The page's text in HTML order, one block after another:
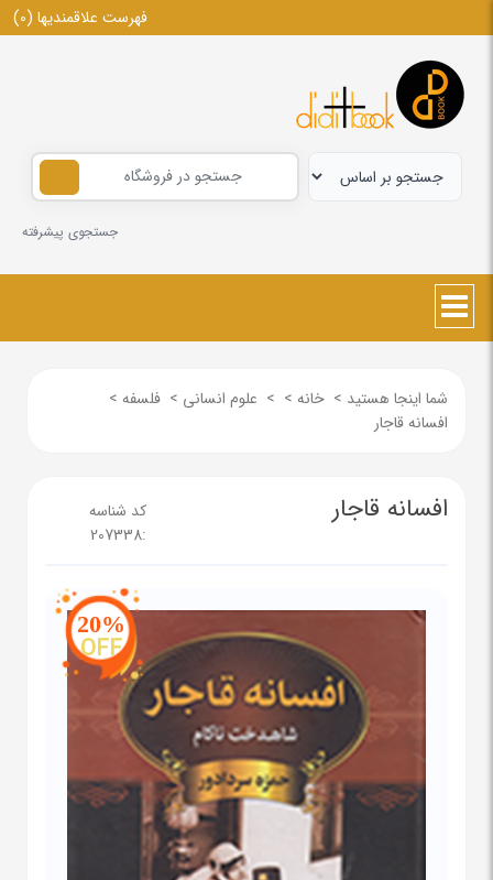
فهرست علاقمندیها (0)
جستجوی پیشرفته
شما اینجا هستید > خانه >
> علوم انسانی > فلسفه >
افسانه قاجار
افسانه قاجار
کد شناسه
:
207338
20%
OFF